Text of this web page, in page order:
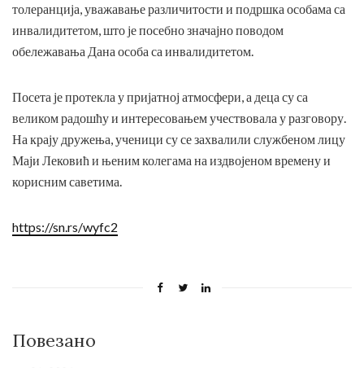
толеранција, уважавање различитости и подршка особама са
инвалидитетом, што је посебно значајно поводом
обележавања Дана особа са инвалидитетом.
Посета је протекла у пријатној атмосфери, а деца су са
великом радошћу и интересовањем учествовала у разговору.
На крају дружења, ученици су се захвалили службеном лицу
Маји Лековић и њеним колегама на издвојеном времену и
корисним саветима.
https://sn.rs/wyfc2
Повезано